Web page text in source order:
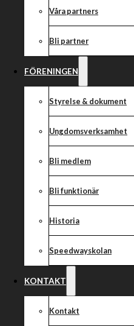
Våra partners
Bli partner
FÖRENINGEN
Styrelse & dokument
Ungdomsverksamhet
Bli medlem
Bli funktionär
Historia
Speedwayskolan
KONTAKT
Kontakt